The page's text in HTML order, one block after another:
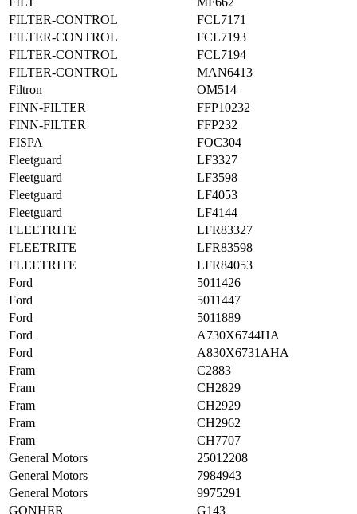
FILTER-CONTROL
FCL7171
FILTER-CONTROL
FCL7193
FILTER-CONTROL
FCL7194
FILTER-CONTROL
MAN6413
Filtron
OM514
FINN-FILTER
FFP10232
FINN-FILTER
FFP232
FISPA
FOC304
Fleetguard
LF3327
Fleetguard
LF3598
Fleetguard
LF4053
Fleetguard
LF4144
FLEETRITE
LFR83327
FLEETRITE
LFR83598
FLEETRITE
LFR84053
Ford
5011426
Ford
5011447
Ford
5011889
Ford
A730X6744HA
Ford
A830X6731AHA
Fram
C2883
Fram
CH2829
Fram
CH2929
Fram
CH2962
Fram
CH7707
General Motors
25012208
General Motors
7984943
General Motors
9975291
GONHER
G143